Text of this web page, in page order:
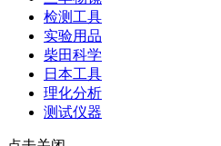
检测工具
实验用品
柴田科学
日本工具
理化分析
测试仪器